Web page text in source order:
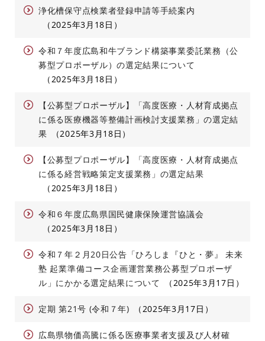
浄化槽保守点検業者登録申請等手続案内
2025年3月18日
令和７年度広島和牛ブランド構築事業委託業務（公
募型プロポーザル）の選定結果について
2025年3月18日
【公募型プロポーザル】「高度医療・人材育成拠点
に係る医療機器等整備計画検討支援業務」の選定結
果
2025年3月18日
【公募型プロポーザル】「高度医療・人材育成拠点
に係る経営戦略策定支援業務」の選定結果
2025年3月18日
令和６年度広島県国民健康保険運営協議会
2025年3月18日
令和７年２月20日公告「ひろしま『ひと・夢』 未来
塾 起業準備コース企画運営業務公募型プロポーザ
ル」にかかる選定結果について
2025年3月17日
定期 第21号 (令和７年) 2025年3月17日
広島県物価高騰に係る医療事業者支援及び人材確